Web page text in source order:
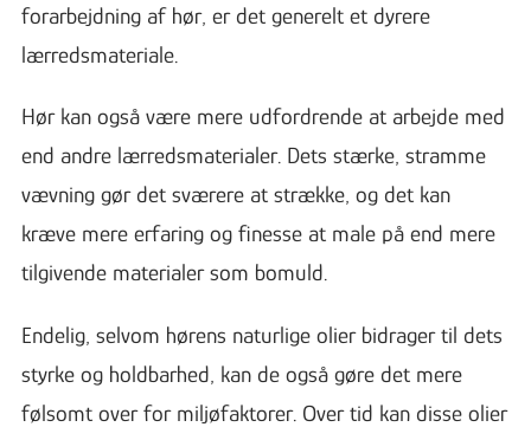
forarbejdning af hør, er det generelt et dyrere
lærredsmateriale.
Hør kan også være mere udfordrende at arbejde med
end andre lærredsmaterialer. Dets stærke, stramme
vævning gør det sværere at strække, og det kan
kræve mere erfaring og finesse at male på end mere
tilgivende materialer som bomuld.
Endelig, selvom hørens naturlige olier bidrager til dets
styrke og holdbarhed, kan de også gøre det mere
følsomt over for miljøfaktorer. Over tid kan disse olier